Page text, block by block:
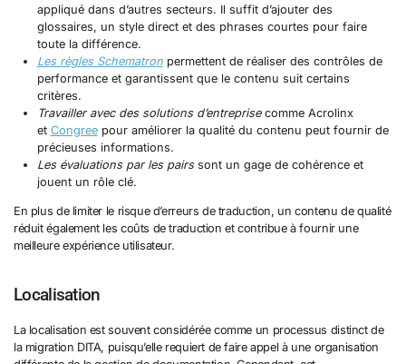
appliqué dans d’autres secteurs. Il suffit d’ajouter des
glossaires, un style direct et des phrases courtes pour faire
toute la différence.
Les règles Schematronpermettent de réaliser des contrôles de
performance et garantissent que le contenu suit certains
critères.
Travailler avec des solutions d’entreprisecomme Acrolinx
et Congreepour améliorer la qualité du contenu peut fournir de
précieuses informations.
Les évaluations par les pairssont un gage de cohérence et
jouent un rôle clé.
En plus de limiter le risque d’erreurs de traduction, un contenu de qualité
réduit également les coûts de traduction et contribue à fournir une
meilleure expérience utilisateur.
Localisation
La localisation est souvent considérée comme un processus distinct de
la migration DITA, puisqu’elle requiert de faire appel à une organisation